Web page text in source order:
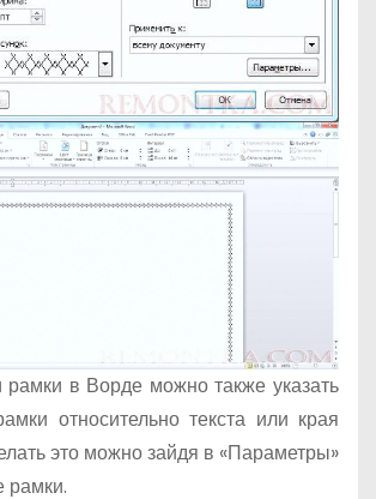
рамки в Ворде можно также указать
относительно текста или края
это можно зайдя в «Параметры»
рамки.